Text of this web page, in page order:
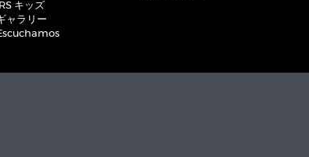
RS キッズ
ャラリー